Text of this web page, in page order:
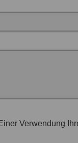
Verwendung